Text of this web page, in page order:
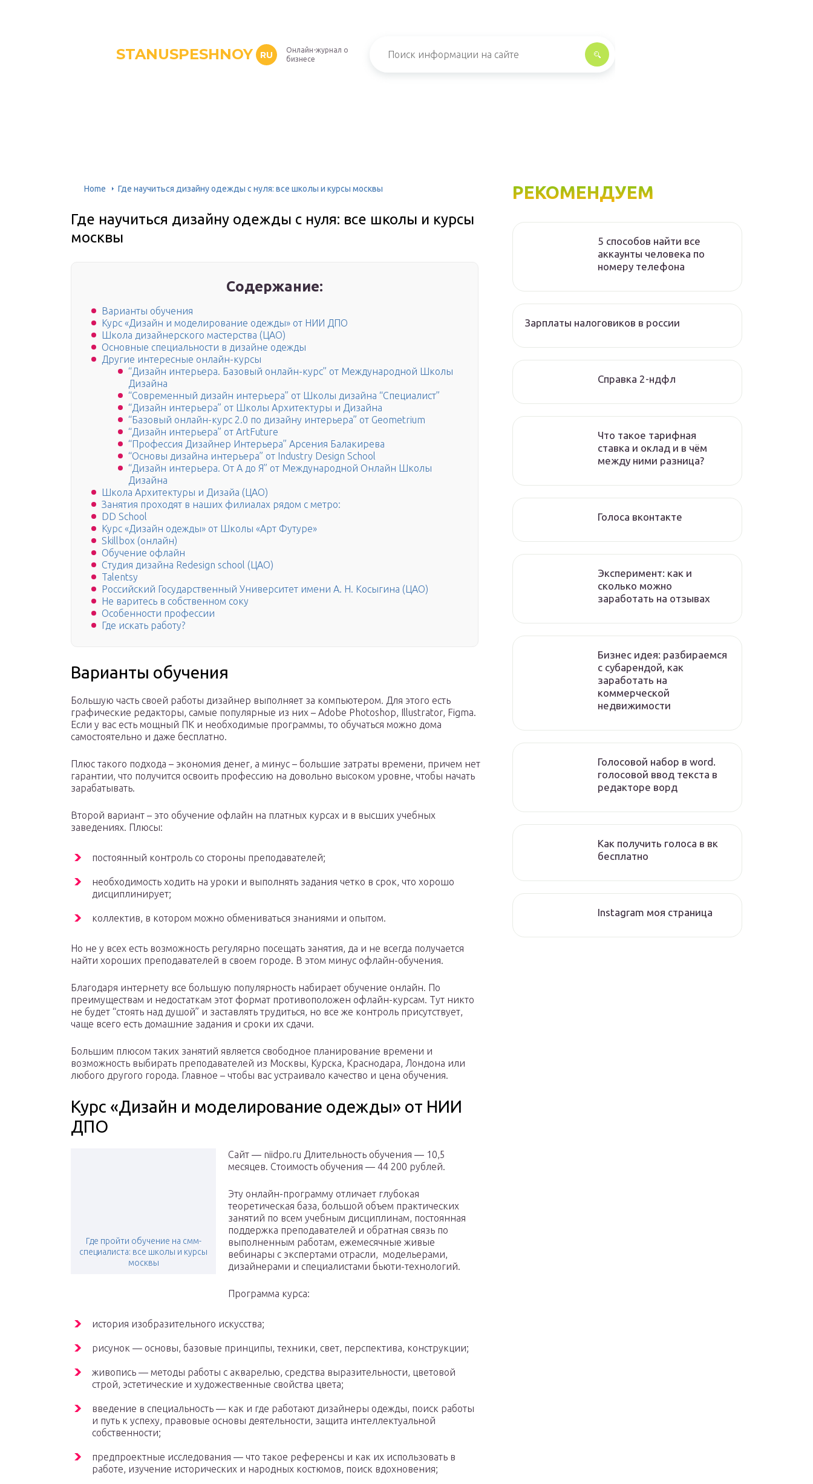
STANUSPESHNOY RU
Онлайн-журнал о
бизнесе
Home Где научиться дизайну одежды с нуля: все школы и курсы москвы
Где научиться дизайну одежды с нуля: все школы и курсы
москвы
Содержание:
Варианты обучения
Курс «Дизайн и моделирование одежды» от НИИ ДПО
Школа дизайнерского мастерства (ЦАО)
Основные специальности в дизайне одежды
Другие интересные онлайн-курсы
“Дизайн интерьера. Базовый онлайн-курс” от Международной Школы
Дизайна
“Современный дизайн интерьера” от Школы дизайна “Специалист”
“Дизайн интерьера” от Школы Архитектуры и Дизайна
“Базовый онлайн-курс 2.0 по дизайну интерьера” от Geometrium
“Дизайн интерьера” от ArtFuture
“Профессия Дизайнер Интерьера” Арсения Балакирева
“Основы дизайна интерьера” от Industry Design School
“Дизайн интерьера. От А до Я” от Международной Онлайн Школы
Дизайна
Школа Архитектуры и Дизайа (ЦАО)
Занятия проходят в наших филиалах рядом с метро:
DD School
Курс «Дизайн одежды» от Школы «Арт Футуре»
Skillbox (онлайн)
Обучение офлайн
Студия дизайна Redesign school (ЦАО)
Talentsy
Российский Государственный Университет имени А. Н. Косыгина (ЦАО)
Не варитесь в собственном соку
Особенности профессии
Где искать работу?
Варианты обучения
Большую часть своей работы дизайнер выполняет за компьютером. Для этого есть
графические редакторы, самые популярные из них – Adobe Photoshop, Illustrator, Figma.
Если у вас есть мощный ПК и необходимые программы, то обучаться можно дома
самостоятельно и даже бесплатно.
Плюс такого подхода – экономия денег, а минус – большие затраты времени, причем нет
гарантии, что получится освоить профессию на довольно высоком уровне, чтобы начать
зарабатывать.
Второй вариант – это обучение офлайн на платных курсах и в высших учебных
заведениях. Плюсы:
постоянный контроль со стороны преподавателей;
необходимость ходить на уроки и выполнять задания четко в срок, что хорошо
дисциплинирует;
коллектив, в котором можно обмениваться знаниями и опытом.
Но не у всех есть возможность регулярно посещать занятия, да и не всегда получается
найти хороших преподавателей в своем городе. В этом минус офлайн-обучения.
Благодаря интернету все большую популярность набирает обучение онлайн. По
преимуществам и недостаткам этот формат противоположен офлайн-курсам. Тут никто
не будет “стоять над душой” и заставлять трудиться, но все же контроль присутствует,
чаще всего есть домашние задания и сроки их сдачи.
Большим плюсом таких занятий является свободное планирование времени и
возможность выбирать преподавателей из Москвы, Курска, Краснодара, Лондона или
любого другого города. Главное – чтобы вас устраивало качество и цена обучения.
Курс «Дизайн и моделирование одежды» от НИИ
ДПО
Где пройти обучение на смм-
специалиста: все школы и курсы
москвы
Сайт — niidpo.ru Длительность обучения — 10,5
месяцев. Стоимость обучения — 44 200 рублей.
Эту онлайн-программу отличает глубокая
теоретическая база, большой объем практических
занятий по всем учебным дисциплинам, постоянная
поддержка преподавателей и обратная связь по
выполненным работам, ежемесячные живые
вебинары с экспертами отрасли, модельерами,
дизайнерами и специалистами бьюти-технологий.
Программа курса:
история изобразительного искусства;
рисунок — основы, базовые принципы, техники, свет, перспектива, конструкции;
живопись — методы работы с акварелью, средства выразительности, цветовой
строй, эстетические и художественные свойства цвета;
введение в специальность — как и где работают дизайнеры одежды, поиск работы
и путь к успеху, правовые основы деятельности, защита интеллектуальной
собственности;
предпроектные исследования — что такое референсы и как их использовать в
работе, изучение исторических и народных костюмов, поиск вдохновения;
РЕКОМЕНДУЕМ
5 способов найти все
аккаунты человека по
номеру телефона
Зарплаты налоговиков в россии
Справка 2-ндфл
Что такое тарифная
ставка и оклад и в чём
между ними разница?
Голоса вконтакте
Эксперимент: как и
сколько можно
заработать на отзывах
Бизнес идея: разбираемся
с субарендой, как
заработать на
коммерческой
недвижимости
Голосовой набор в word.
голосовой ввод текста в
редакторе ворд
Как получить голоса в вк
бесплатно
Instagram моя страница